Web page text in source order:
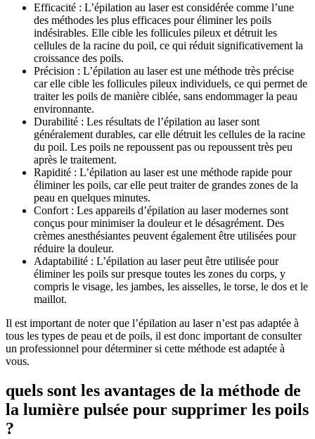
Efficacité : L’épilation au laser est considérée comme l’une
des méthodes les plus efficaces pour éliminer les poils
indésirables. Elle cible les follicules pileux et détruit les
cellules de la racine du poil, ce qui réduit significativement la
croissance des poils.
Précision : L’épilation au laser est une méthode très précise
car elle cible les follicules pileux individuels, ce qui permet de
traiter les poils de manière ciblée, sans endommager la peau
environnante.
Durabilité : Les résultats de l’épilation au laser sont
généralement durables, car elle détruit les cellules de la racine
du poil. Les poils ne repoussent pas ou repoussent très peu
après le traitement.
Rapidité : L’épilation au laser est une méthode rapide pour
éliminer les poils, car elle peut traiter de grandes zones de la
peau en quelques minutes.
Confort : Les appareils d’épilation au laser modernes sont
conçus pour minimiser la douleur et le désagrément. Des
crèmes anesthésiantes peuvent également être utilisées pour
réduire la douleur.
Adaptabilité : L’épilation au laser peut être utilisée pour
éliminer les poils sur presque toutes les zones du corps, y
compris le visage, les jambes, les aisselles, le torse, le dos et le
maillot.
Il est important de noter que l’épilation au laser n’est pas adaptée à
tous les types de peau et de poils, il est donc important de consulter
un professionnel pour déterminer si cette méthode est adaptée à
vous.
quels sont les avantages de la méthode de
la lumière pulsée pour supprimer les poils
?